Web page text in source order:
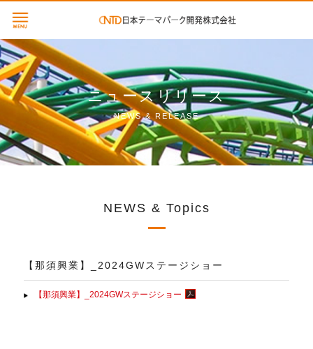
ニュースリリース
NEWS & RELEASE
NEWS & Topics
【那須興業】_2024GWステージショー
【那須興業】_2024GWステージショー